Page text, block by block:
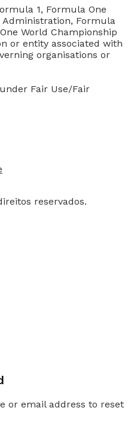
1, Formula One
Administration, Formula
World Championship
or entity associated with
organisations or
Fair Use/Fair
reservados.
or email address to reset